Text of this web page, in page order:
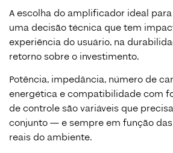
A escolha do amplificador ideal para
uma decisão técnica que tem
experiência do usuário, na
retorno sobre o investimento.
Potência, impedância, número de
energética e compatibilidade com
de controle são variáveis que
conjunto — e sempre em função
reais do ambiente.